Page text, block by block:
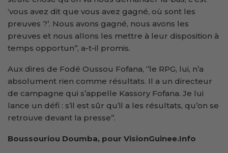
‘vous avez dit que vous avez gagné, où sont les
preuves ?’. Nous avons gagné, nous avons les
preuves et nous allons les mettre à leur disposition à
temps opportun’’, a-t-il promis.
Aux dires de Fodé Oussou Fofana, ‘’le RPG, lui, n’a
absolument rien comme résultats. Il a un directeur
de campagne qui s’appelle Kassory Fofana. Je lui
lance un défi : s’il est sûr qu’il a les résultats, qu’on se
retrouve devant la presse’’.
Boussouriou Doumba, pour VisionGuinee.Info